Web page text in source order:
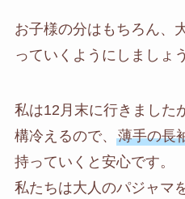
お子様の分はもちろん、
っていくようにしましょう
私は12月末に行きました
構冷えるので、 薄手の長
持っていくと安心です。
私たちは大人のパジャマ